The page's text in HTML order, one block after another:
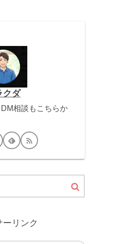
クダ
相談もこちらか
ーリンク